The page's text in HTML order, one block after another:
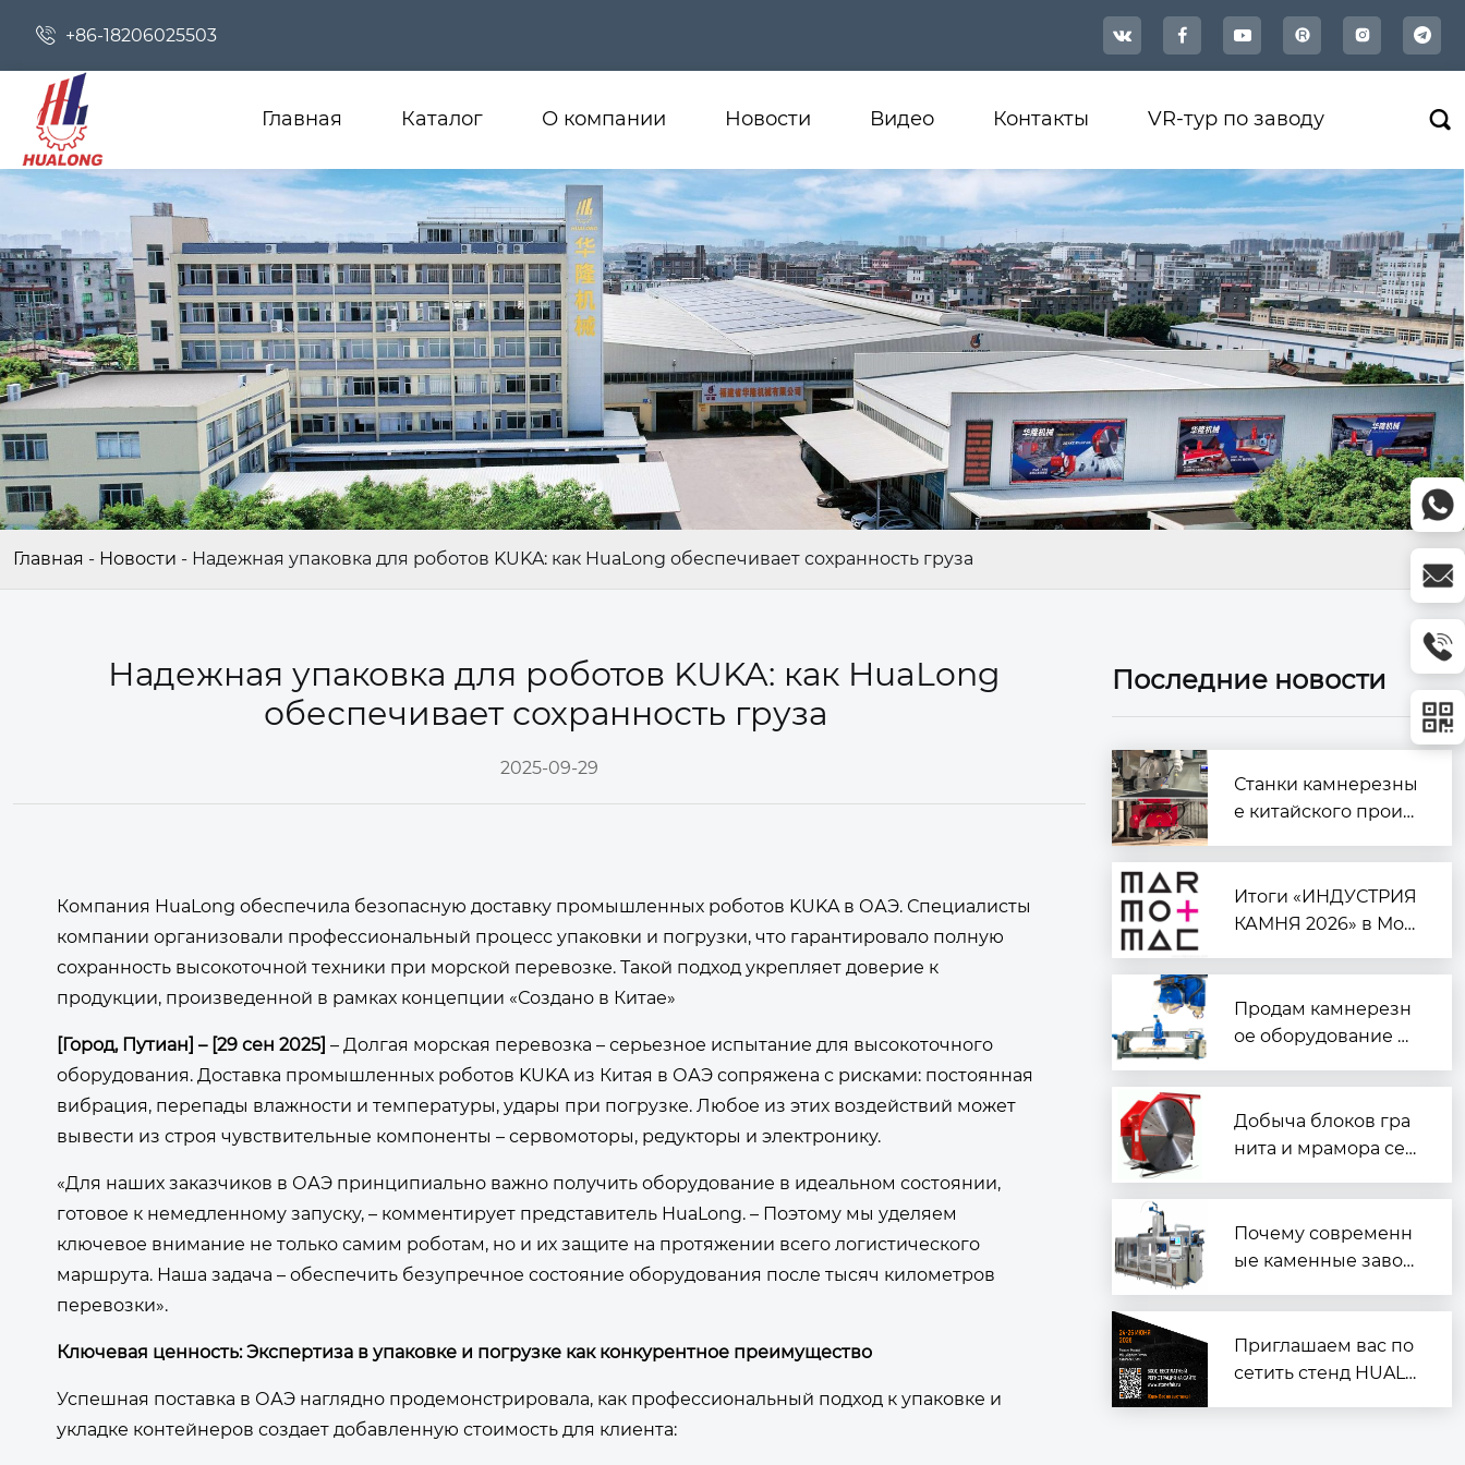
 +86-18206025503    
Главная Каталог О компании Новости Видео Контакты VR-тур по заводу 
Главная - Новости - Надежная упаковка для роботов KUKA: как HuaLong обеспечивает сохранность груза
Надежная упаковка для роботов KUKA: как HuaLong
обеспечивает сохранность груза
2025-09-29
Компания HuaLong обеспечила безопасную доставку промышленных роботов KUKA в ОАЭ. Специалисты
компании организовали профессиональный процесс упаковки и погрузки, что гарантировало полную
сохранность высокоточной техники при морской перевозке. Такой подход укрепляет доверие к
продукции, произведенной в рамках концепции «Создано в Китае»
[Город, Путиан ] – [29 сен 2025] – Долгая морская перевозка – серьезное испытание для высокоточного
оборудования. Доставка промышленных роботов KUKA из Китая в ОАЭ сопряжена с рисками: постоянная
вибрация, перепады влажности и температуры, удары при погрузке. Любое из этих воздействий может
вывести из строя чувствительные компоненты – сервомоторы, редукторы и электронику.
«Для наших заказчиков в ОАЭ принципиально важно получить оборудование в идеальном состоянии,
готовое к немедленному запуску, – комментирует представитель HuaLong. – Поэтому мы уделяем
ключевое внимание не только самим роботам, но и их защите на протяжении всего логистического
маршрута. Наша задача – обеспечить безупречное состояние оборудования после тысяч километров
перевозки».
Ключевая ценность: Экспертиза в упаковке и погрузке как конкурентное преимущество
Успешная поставка в ОАЭ наглядно продемонстрировала, как профессиональный подход к упаковке и
укладке контейнеров создает добавленную стоимость для клиента:
Последние новости
Станки камнерезны
е китайского произ
Итоги «ИНДУСТРИЯ
КАМНЯ 2026» в Мос
изацию и подготовк
а к Marmomac в Вер
оне
Продам камнерезн
ое оборудование —
к работе
Добыча блоков гра
нита и мрамора сер
Почему современн
ые каменные завод
Приглашаем вас по
сетить стенд HUALO